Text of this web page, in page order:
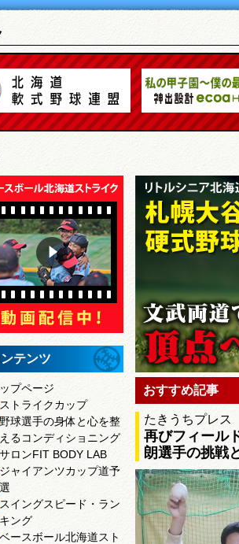
テンツ
ップページ
ストライクカップ
野球選手の身体と心を整
えるコンディショニング
サロンFIT BODY LAB
ジャイアンツカップ道予
選
スイングスピード・ラン
キング
ベースボール北海道スト
おすすめ記事
たきうちプレス
再びフィー
朗選手の挑戦